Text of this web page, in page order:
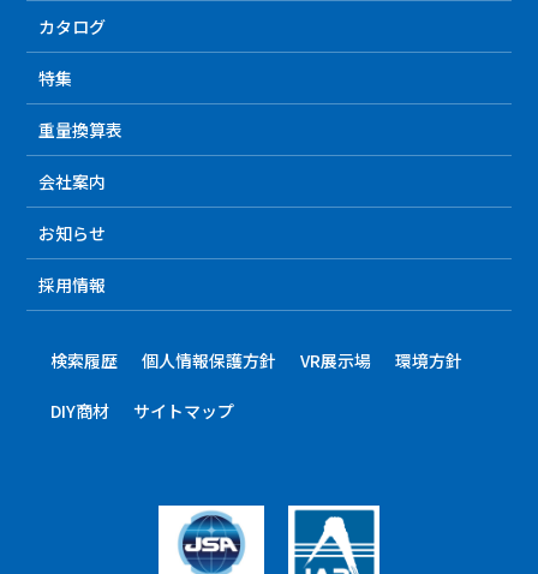
カタログ
特集
重量換算表
会社案内
お知らせ
採用情報
検索履歴 個人情報保護方針 VR展示場 環境方針
DIY商材 サイトマップ